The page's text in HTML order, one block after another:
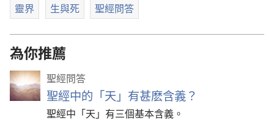
靈界 生與死 聖經問答
為你推薦
聖經問答
聖經中的「天」有甚麽含義？
聖經中「天」有三個基本含義。